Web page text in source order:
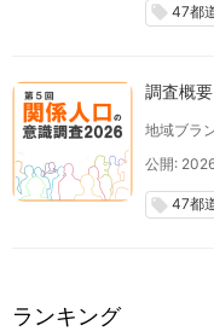
local_offer 47都
調査概
地域ブラ
公開:
local_offer 47都
ランキング